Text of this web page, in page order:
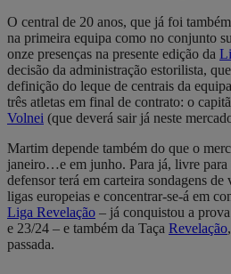
O central de 20 anos, que já foi
na primeira equipa como no conjunto
onze presenças na presente edição da
decisão da administração estorilista,
definição do leque de centrais da
três atletas em final de contrato: o
Volnei (que deverá sair já neste
Martim depende também do que o
janeiro…e em junho. Para já, livre para
defensor terá em carteira sondagens de
ligas europeias e concentrar-se-á em
Liga Revelação – já conquistou a
e 23/24 – e também da Taça Revelação
passada.